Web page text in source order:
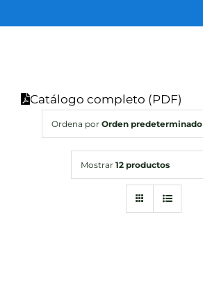
CONTACTO
Catálogo completo (PDF)
Ordena por Orden predeterminado
Mostrar 12 productos